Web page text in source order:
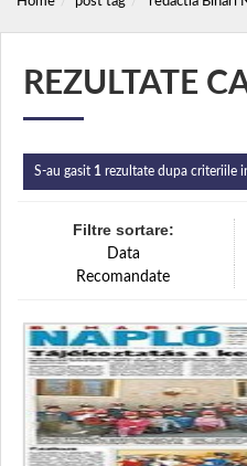
REZULTATE
S-au gasit 1 rezultate dupa criteriile
Filtre sortare:
Data
Recomandate